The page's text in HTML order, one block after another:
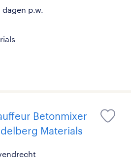
p.w.
Betonmixer
Materials